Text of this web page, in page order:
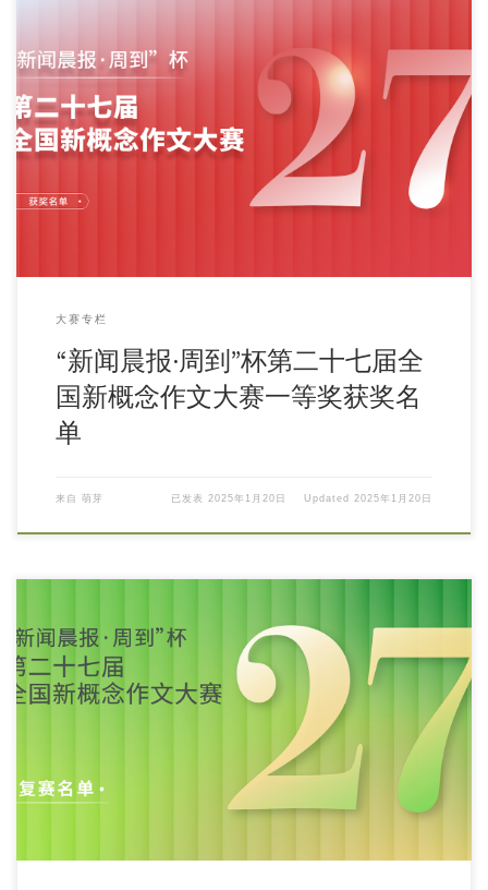
大赛专栏
“新闻晨报·周到”杯第二十七届全
国新概念作文大赛一等奖获奖名
单
来自 萌芽 已发表2025年1月20日 Updated2025年1月20日